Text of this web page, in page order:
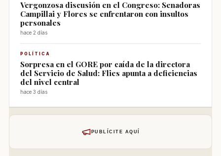
Vergonzosa discusión en el Congreso: Senadoras
Campillai y Flores se enfrentaron con insultos
personales
hace 2 días
POLÍTICA
Sorpresa en el GORE por caída de la directora
del Servicio de Salud: Flies apunta a deficiencias
del nivel central
hace 3 días
PUBLÍCITE AQUÍ